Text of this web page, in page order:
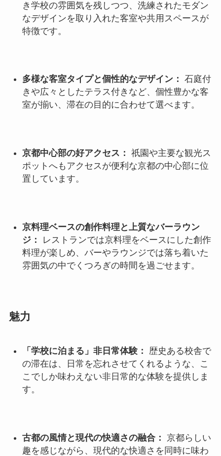
き学校の雰囲気を残しつつ、洗練されたモダン
なデザインを取り入れた客室や共用スペースが
特徴です。
多様な客室タイプと個性的なデザイン： 石庭付
きや広々としたテラス付きなど、個性豊かな客
室が揃い、滞在の目的に合わせて選べます。
京都中心部の好アクセス： 祇園や主要な観光ス
ポットへもアクセスが便利な京都の中心部に位
置しています。
京料理ベースの創作料理と上質なバーラウン
ジ：
レストランでは京料理をベースにした創作
料理が楽しめ、バーやラウンジでは落ち着いた
雰囲気の中でくつろぎの時間を過ごせます。
魅力
「学校に泊まる」非日常体験：
歴史ある校舎で
の滞在は、日常を忘れさせてくれるような、こ
こでしか味わえない非日常的な体験を提供しま
す。
古都の風情と現代の快適さの融合： 京都らしい
趣を感じながら、現代的な快適さを同時に味わ